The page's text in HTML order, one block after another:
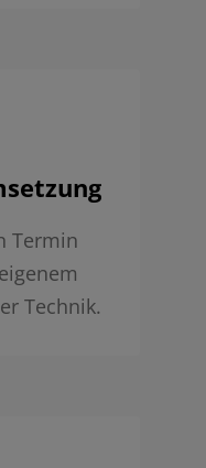
Termin
Technik.